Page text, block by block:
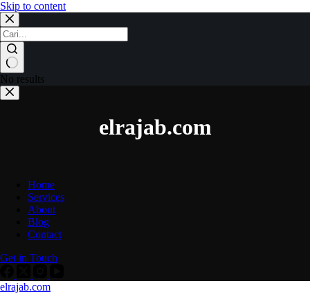
Skip to content
No results
elrajab.com
Home
Services
About
Blog
Contact
Get in Touch
elrajab.com